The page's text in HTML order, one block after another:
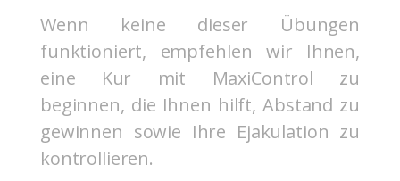
Wenn keine dieser Übungen
funktioniert, empfehlen wir Ihnen,
eine Kur mit MaxiControl zu
beginnen, die Ihnen hilft, Abstand zu
gewinnen sowie Ihre Ejakulation zu
kontrollieren.